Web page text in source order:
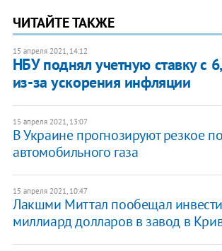
ЧИТАЙТЕ ТАКЖЕ
15 апреля 2021, 14:12
НБУ поднял учетную ставку с
из-за ускорения инфляции
15 апреля 2021, 13:07
В Украине прогнозируют резкое
автомобильного газа
15 апреля 2021, 10:47
Лакшми Миттал пообещал
миллиард долларов в завод в